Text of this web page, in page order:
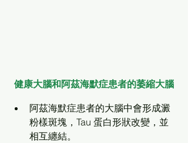
健康大腦和阿茲海默症患者的萎縮大腦
阿茲海默症患者的大腦中會形成澱
粉樣斑塊，Tau 蛋白形狀改變，並
相互纏結。